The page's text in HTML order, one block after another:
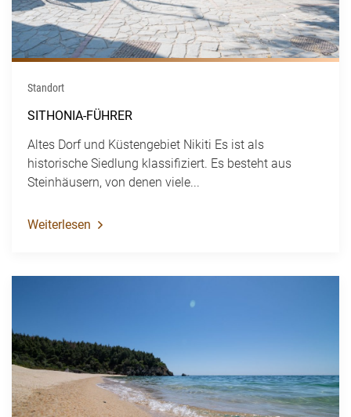
Standort
SITHONIA-FÜHRER
Altes Dorf und Küstengebiet Nikiti Es ist als
historische Siedlung klassifiziert. Es besteht aus
Steinhäusern, von denen viele...
Weiterlesen